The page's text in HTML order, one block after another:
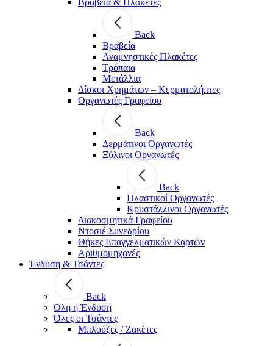
Back
Βραβεία
Αναμνηστικές Πλακέτες
Τρόπαια
Μετάλλια
Δίσκοι Χρημάτων – Κερματολήπτες
Οργανωτές Γραφείου
Back
Δερμάτινοι Οργανωτές
Ξύλινοι Οργανωτές
Back
Πλαστικοί Οργανωτές
Κρυστάλλινοι Οργανωτές
Διακοσμητικά Γραφείου
Ντοσιέ Συνεδρίου
Θήκες Επαγγελματικών Καρτών
Αριθμομηχανές
Ένδυση & Τσάντες
Back
Όλη η Ένδυση
Όλες οι Τσάντες
Μπλούζες / Ζακέτες